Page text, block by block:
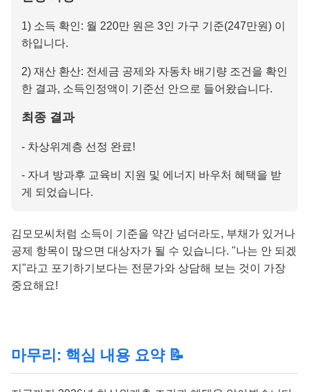
1) 소득 확인: 월 220만 원은 3인 가구 기준(247만원) 이
하입니다.
2) 재산 환산: 전세금 공제와 자동차 배기량 조건을 확인
한 결과, 소득인정액이 기준선 안으로 들어왔습니다.
최종 결과
- 차상위계층 선정 완료!
- 자녀 방과후 교육비 지원 및 에너지 바우처 혜택을 받
게 되었습니다.
김모모씨처럼 소득이 기준을 약간 넘더라도, 부채가 있거나
공제 항목이 많으면 대상자가 될 수 있습니다. "나는 안 되겠
지"라고 포기하기보다는 전문가와 상담해 보는 것이 가장
중요해요!
마무리: 핵심 내용 요약 📝